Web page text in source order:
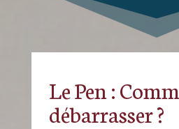
Le Pen :
débarrasser ?